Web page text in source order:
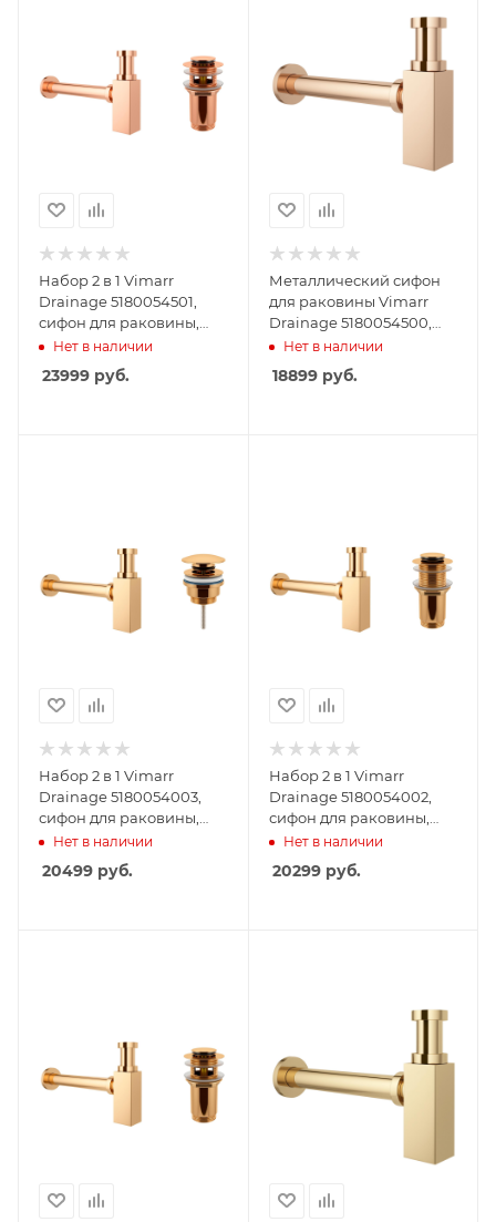
Набор 2 в 1 Vimarr
Drainage 5180054501,
сифон для раковины,
донный клапан с
переливом, розовое
золото
Нет в наличии
23999 руб.
Металлический сифон
для раковины Vimarr
Drainage 5180054500,
розовое золото
Нет в наличии
18899руб.
Набор 2 в 1 Vimarr
Drainage 5180054003,
сифон для раковины,
донный клапан
универсальный, золото
Нет в наличии
20499 руб.
Набор 2 в 1 Vimarr
Drainage 5180054002,
сифон для раковины,
донный клапан без
перелива, золото
Нет в наличии
20299руб.